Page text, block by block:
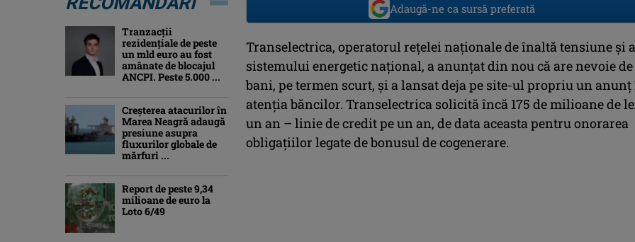
Adaugă-ne ca sursă preferată
Transelectrica, operatorul rețelei naționale de înaltă tensiune și
sistemului energetic național, a anunțat din nou că are nevoie de
bani, pe termen scurt, și a lansat deja pe site-ul propriu un
atenția băncilor. Transelectrica solicită încă 175 de milioane de
un an – linie de credit pe un an, de data aceasta pentru onorarea
obligațiilor legate de bonusul de cogenerare.
Tranzacții
rezidențiale de peste
un mld euro au fost
amânate de blocajul
ANCPI. Peste 5.000 ...
Creşterea atacurilor în
Marea Neagră adaugă
presiune asupra
fluxurilor globale de
mărfuri ...
Report de peste 9,34
milioane de euro la
Loto 6/49